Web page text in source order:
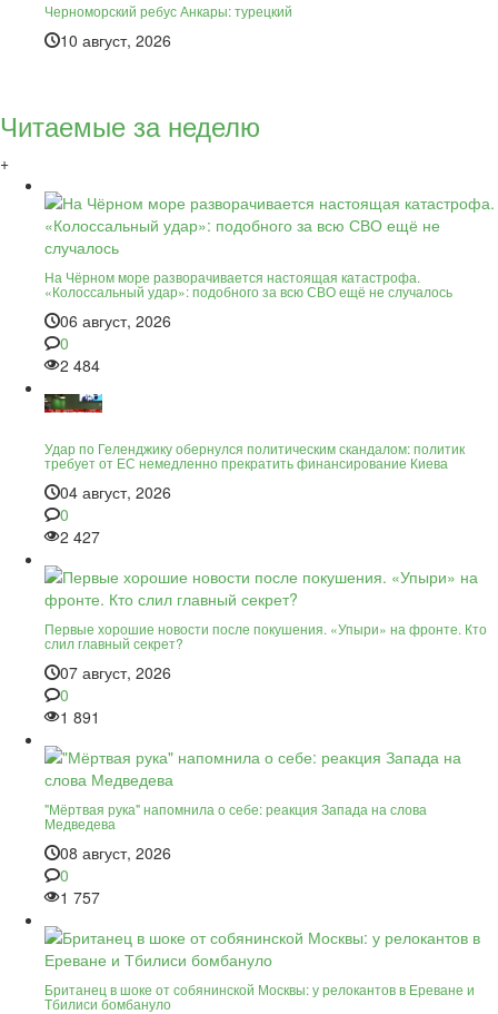
Черноморский ребус Анкары: турецкий
10 август, 2026
Читаемые за неделю
+
На Чёрном море разворачивается настоящая катастрофа.
«Колоссальный удар»: подобного за всю СВО ещё не случалось
06 август, 2026
0
2 484
Удар по Геленджику обернулся политическим скандалом: политик
требует от ЕС немедленно прекратить финансирование Киева
04 август, 2026
0
2 427
Первые хорошие новости после покушения. «Упыри» на фронте. Кто
слил главный секрет?
07 август, 2026
0
1 891
"Мёртвая рука" напомнила о себе: реакция Запада на слова
Медведева
08 август, 2026
0
1 757
Британец в шоке от собянинской Москвы: у релокантов в Ереване и
Тбилиси бомбануло